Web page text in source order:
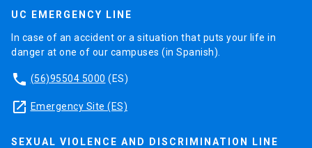
UC EMERGENCY LINE
In case of an accident or a situation that puts your life in
danger at one of our campuses (in Spanish).
phone (56)95504 5000 (ES)
launch Emergency Site (ES)
SEXUAL VIOLENCE AND DISCRIMINATION LINE